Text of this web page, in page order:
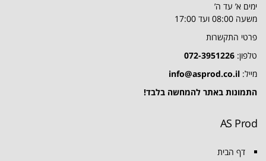
ימים א’ עד ה’
משעה 08:00 ועד 17:00
פרטי התקשרות
טלפון: 072-3951226
מייל: info@asprod.co.il
התמונות באתר להמחשה בלבד!
AS Prod
דף הבית